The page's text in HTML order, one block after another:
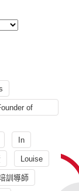
of
In
Louise
訓導師